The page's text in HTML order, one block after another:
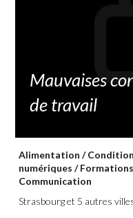
Mauvaises
de travail
Alimentation/
numériques/
Communication
Strasbourg et 5 autres